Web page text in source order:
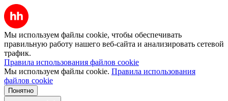
Мы используем файлы cookie, чтобы обеспечивать
правильную работу нашего веб-сайта и анализировать сетевой
трафик.
Правила использования файлов cookie
Мы используем файлы cookie. Правила использования
файлов cookie
Понятно